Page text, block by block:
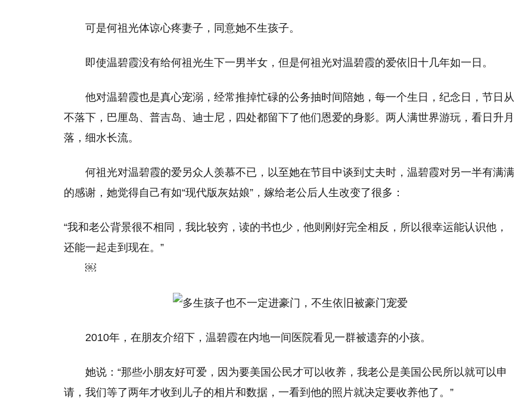
可是何祖光体谅心疼妻子，同意她不生孩子。
即使温碧霞没有给何祖光生下一男半女，但是何祖光对温碧霞的爱依旧十几年如一日。
他对温碧霞也是真心宠溺，经常推掉忙碌的公务抽时间陪她，每一个生日，纪念日，节日从
不落下，巴厘岛、普吉岛、迪士尼，四处都留下了他们恩爱的身影。两人满世界游玩，看日升月
落，细水长流。
何祖光对温碧霞的爱另众人羡慕不已，以至她在节目中谈到丈夫时，温碧霞对另一半有满满
的感谢，她觉得自己有如“现代版灰姑娘”，嫁给老公后人生改变了很多：
“我和老公背景很不相同，我比较穷，读的书也少，他则刚好完全相反，所以很幸运能认识他，
还能一起走到现在。”
￼
2010年，在朋友介绍下，温碧霞在内地一间医院看见一群被遗弃的小孩。
她说：“那些小朋友好可爱，因为要美国公民才可以收养，我老公是美国公民所以就可以申
请，我们等了两年才收到儿子的相片和数据，一看到他的照片就决定要收养他了。”